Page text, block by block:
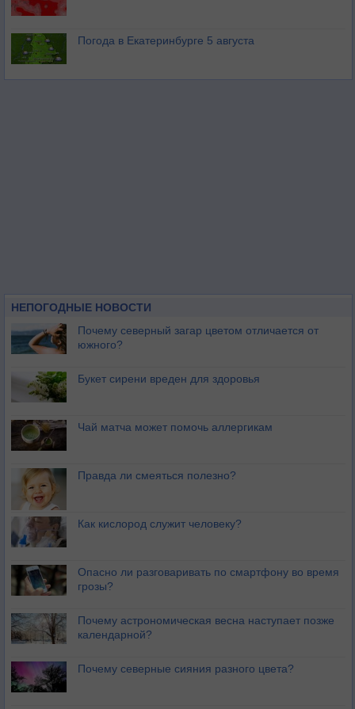
Погода в Екатеринбурге 5 августа
НЕПОГОДНЫЕ НОВОСТИ
Почему северный загар цветом отличается от
южного?
Букет сирени вреден для здоровья
Чай матча может помочь аллергикам
Правда ли смеяться полезно?
Как кислород служит человеку?
Опасно ли разговаривать по смартфону во время
грозы?
Почему астрономическая весна наступает позже
календарной?
Почему северные сияния разного цвета?